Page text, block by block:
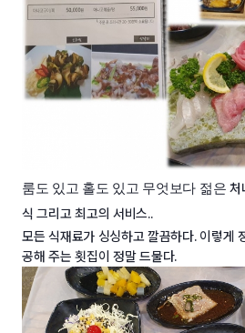
룸도 있고 홀도 있고 무엇보다 젊은 처
식 그리고 최고의 서비스..
모든 식재료가 싱싱하고 깔끔하다. 이렇게
공해 주는 횟집이 정말 드물다.